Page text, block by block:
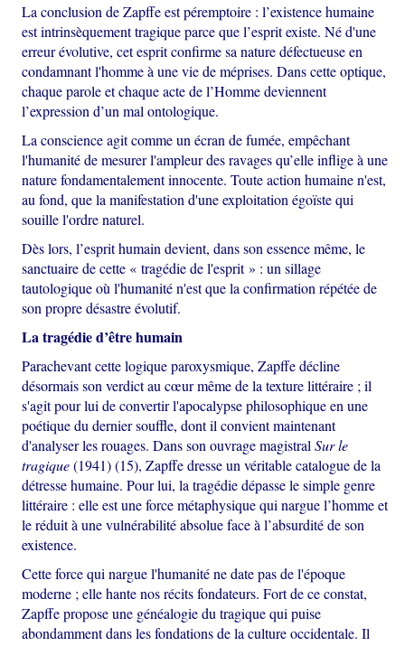
La conclusion de Zapffe est péremptoire : l’existence humaine
est intrinsèquement tragique parce que l’esprit existe. Né d'une
erreur évolutive, cet esprit confirme sa nature défectueuse en
condamnant l'homme à une vie de méprises. Dans cette optique,
chaque parole et chaque acte de l’Homme deviennent
l’expression d’un mal ontologique.
La conscience agit comme un écran de fumée, empêchant
l'humanité de mesurer l'ampleur des ravages qu’elle inflige à une
nature fondamentalement innocente. Toute action humaine n'est,
au fond, que la manifestation d'une exploitation égoïste qui
souille l'ordre naturel.
Dès lors, l’esprit humain devient, dans son essence même, le
sanctuaire de cette « tragédie de l'esprit » : un sillage
tautologique où l'humanité n'est que la confirmation répétée de
son propre désastre évolutif.
La tragédie d’être humain
Parachevant cette logique paroxysmique, Zapffe décline
désormais son verdict au cœur même de la texture littéraire ; il
s'agit pour lui de convertir l'apocalypse philosophique en une
poétique du dernier souffle, dont il convient maintenant
d'analyser les rouages. Dans son ouvrage magistralSur le
tragique(1941) (15), Zapffe dresse un véritable catalogue de la
détresse humaine. Pour lui, la tragédie dépasse le simple genre
littéraire : elle est une force métaphysique qui nargue l’homme et
le réduit à une vulnérabilité absolue face à l’absurdité de son
existence.
Cette force qui nargue l'humanité ne date pas de l'époque
moderne ; elle hante nos récits fondateurs. Fort de ce constat,
Zapffe propose une généalogie du tragique qui puise
abondamment dans les fondations de la culture occidentale. Il